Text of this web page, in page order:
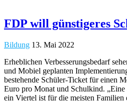
FDP will günstigeres
Bildung 13. Mai 2022
Erheblichen Verbesserungsbedarf
und Mobiel geplanten
bestehende Schüler-Ticket für einen
Euro pro Monat und Schulkind. „Eine
ein Viertel ist für die meisten Familien